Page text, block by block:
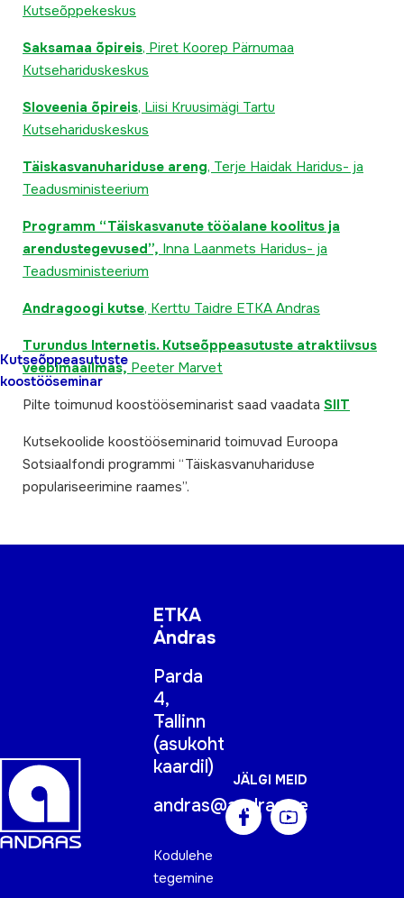
Kutseõppeasutuste
koostööseminar
Kutseõppekeskus
Saksamaa õpireis, Piret Koorep Pärnumaa
Kutsehariduskeskus
Sloveenia õpireis, Liisi Kruusimägi Tartu
Kutsehariduskeskus
Täiskasvanuhariduse areng, Terje Haidak Haridus- ja
Teadusministeerium
Programm “Täiskasvanute tööalane koolitus ja
arendustegevused”, Inna Laanmets Haridus- ja
Teadusministeerium
Andragoogi kutse, Kerttu Taidre ETKA Andras
Turundus Internetis. Kutseõppeasutuste atraktiivsus
veebimaailmas, Peeter Marvet
Pilte toimunud koostööseminarist saad vaadata SIIT
Kutsekoolide koostööseminarid toimuvad Euroopa
Sotsiaalfondi programmi “Täiskasvanuhariduse
populariseerimine raames”.
ETKA
Andras
Parda
4,
Tallinn
(asukoht
kaardil)
andras@andras.ee
Kodulehe
tegemine
JÄLGI MEID